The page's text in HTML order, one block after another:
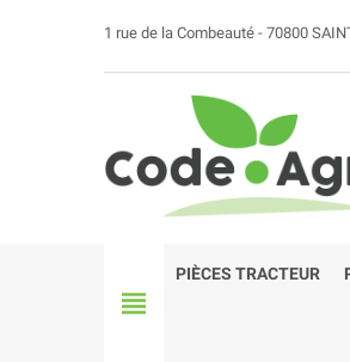
1 rue de la Combeauté - 70800
view_headline
PIÈCES TRACTEUR